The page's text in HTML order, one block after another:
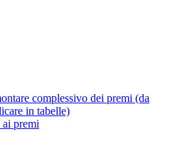
complessivo dei premi (da
in tabelle)
premi